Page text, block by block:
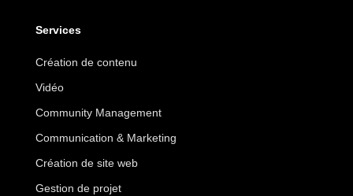
Services
Création de contenu
Vidéo
Community Management
Communication & Marketing
Création de site web
Gestion de projet